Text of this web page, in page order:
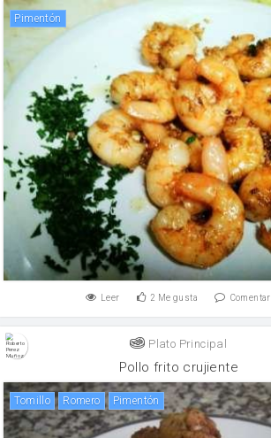
Pimentón
Leer 2 Me gusta Comentar
Plato Principal
Pollo frito crujiente
tomillo romero Pimentón